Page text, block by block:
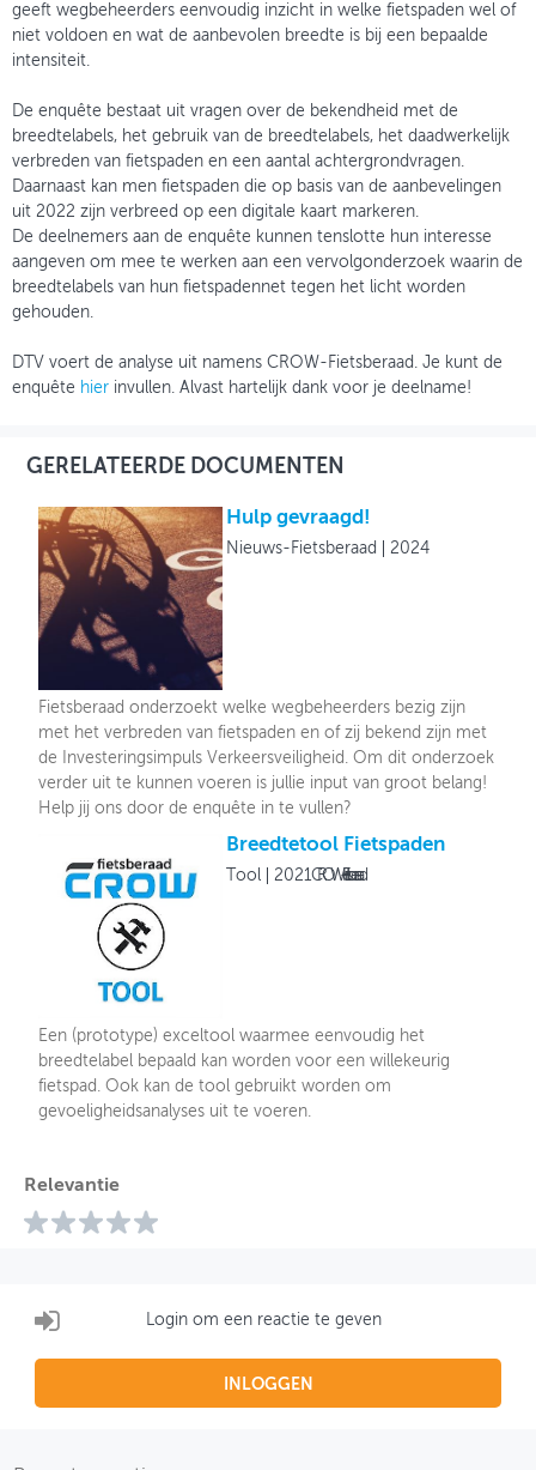
geeft wegbeheerders eenvoudig inzicht in welke fietspaden wel of
niet voldoen en wat de aanbevolen breedte is bij een bepaalde
intensiteit.
De enquête bestaat uit vragen over de bekendheid met de
breedtelabels, het gebruik van de breedtelabels, het daadwerkelijk
verbreden van fietspaden en een aantal achtergrondvragen.
Daarnaast kan men fietspaden die op basis van de aanbevelingen
uit 2022 zijn verbreed op een digitale kaart markeren.
De deelnemers aan de enquête kunnen tenslotte hun interesse
aangeven om mee te werken aan een vervolgonderzoek waarin de
breedtelabels van hun fietspadennet tegen het licht worden
gehouden.
DTV voert de analyse uit namens CROW-Fietsberaad. Je kunt de
enquête hier invullen. Alvast hartelijk dank voor je deelname!
GERELATEERDE DOCUMENTEN
Hulp gevraagd!
Nieuws-Fietsberaad 2024
Fietsberaad onderzoekt welke wegbeheerders bezig zijn
met het verbreden van fietspaden en of zij bekend zijn met
de Investeringsimpuls Verkeersveiligheid. Om dit onderzoek
verder uit te kunnen voeren is jullie input van groot belang!
Help jij ons door de enquête in te vullen?
Breedtetool Fietspaden
Tool 2021CROW-Fietsberaad
Een (prototype) exceltool waarmee eenvoudig het
breedtelabel bepaald kan worden voor een willekeurig
fietspad. Ook kan de tool gebruikt worden om
gevoeligheidsanalyses uit te voeren.
Relevantie
Login om een reactie te geven
INLOGGEN